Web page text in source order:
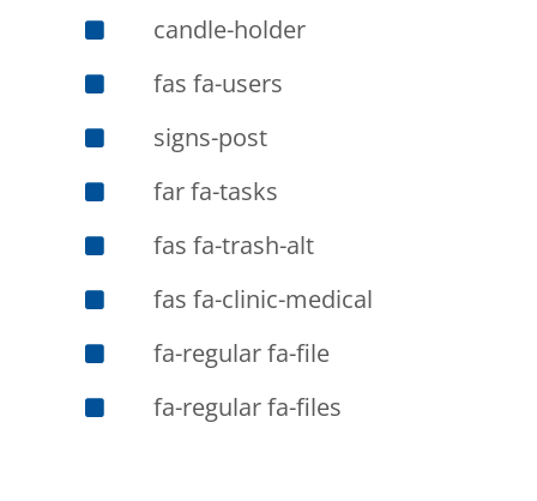
candle-holder
fas fa-users
signs-post
far fa-tasks
fas fa-trash-alt
fas fa-clinic-medical
fa-regular fa-file
fa-regular fa-files